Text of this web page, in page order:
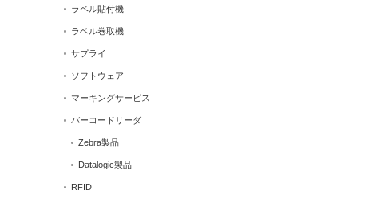
ラベル貼付機
ラベル巻取機
サプライ
ソフトウェア
マーキングサービス
バーコードリーダ
Zebra製品
Datalogic製品
RFID